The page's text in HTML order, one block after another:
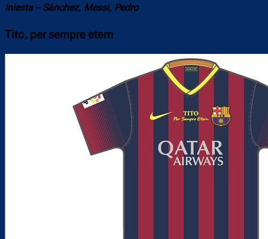
Iniesta – Sánchez, Messi, Pedro
Tito, per sempre etern